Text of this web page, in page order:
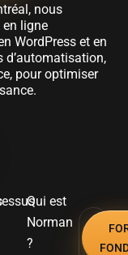
nous
ligne
WordPress et en
d’automatisation,
pour optimiser
Qui est
Norman
?